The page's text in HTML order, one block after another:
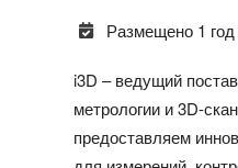
Размещено 1
i3D – ведущий
метрологии и 3D-
предоставляем